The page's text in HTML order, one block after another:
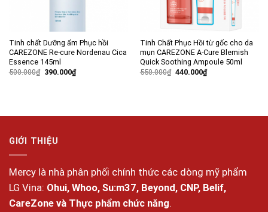
Tinh chất Dưỡng ẩm Phục hồi
CAREZONE Re-cure Nordenau Cica
Essence 145ml
500.000₫ Giá
390.000₫Giá
hiện
Tinh Chất Phục Hồi từ gốc cho da
mụn CAREZONE A-Cure Blemish
Quick Soothing Ampoule 50ml
550.000₫ Giá
440.000₫Giá
hiện
GIỚI THIỆU
Mercy là nhà phân phối chính thức các dòng mỹ phẩm
LG Vina: Ohui, Whoo, Su:m37, Beyond, CNP, Belif,
CareZone và Thực phẩm chức năng.